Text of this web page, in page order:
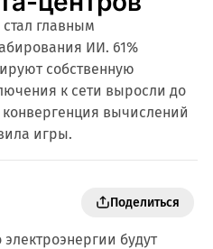
главным
ИИ. 61%
собственную
к сети выросли до
конвергенция вычислений
игры.
Поделиться
электроэнергии будут